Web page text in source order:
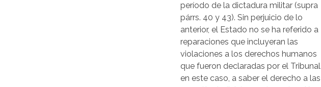
período de la dictadura militar (supra
párrs. 40 y 43). Sin perjuicio de lo
anterior, el Estado no se ha referido a
reparaciones que incluyeran las
violaciones a los derechos humanos
que fueron declaradas por el Tribunal
en este caso, a saber el derecho a las